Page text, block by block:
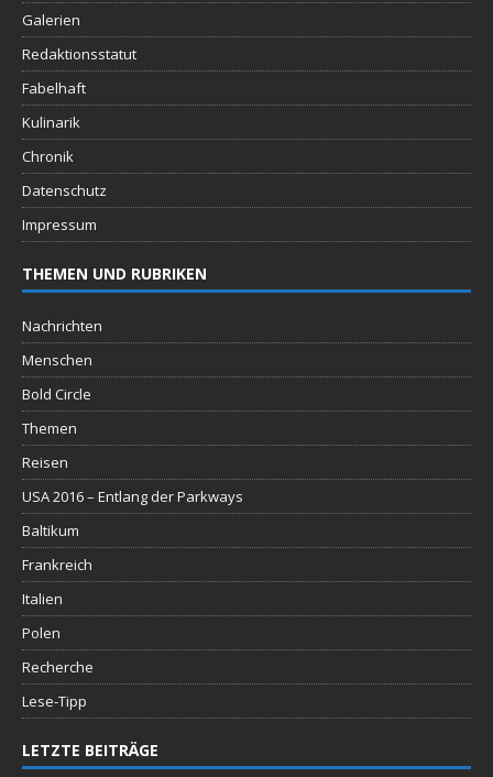
Galerien
Redaktionsstatut
Fabelhaft
Kulinarik
Chronik
Datenschutz
Impressum
THEMEN UND RUBRIKEN
Nachrichten
Menschen
Bold Circle
Themen
Reisen
USA 2016 – Entlang der Parkways
Baltikum
Frankreich
Italien
Polen
Recherche
Lese-Tipp
LETZTE BEITRÄGE